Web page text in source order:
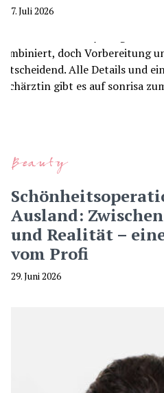
7. Juli 2026
Beauty
Ausland:
und Realität –
vom Profi
29. Juni 2026